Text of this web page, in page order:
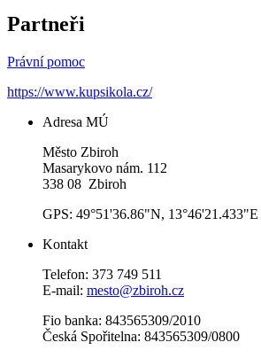
Partneři
Právní pomoc
https://www.kupsikola.cz/
Adresa MÚ
Město Zbiroh
Masarykovo nám. 112
338 08 Zbiroh
GPS: 49°51'36.86"N, 13°46'21.433"E
Kontakt
Telefon: 373 749 511
E-mail: mesto@zbiroh.cz
Fio banka: 843565309/2010
Česká Spořitelna: 843565309/0800